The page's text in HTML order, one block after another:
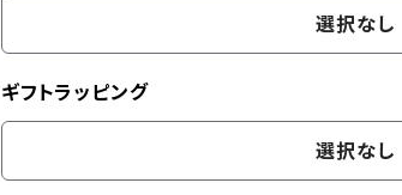
選択なし
ギフトラッピング
選択なし